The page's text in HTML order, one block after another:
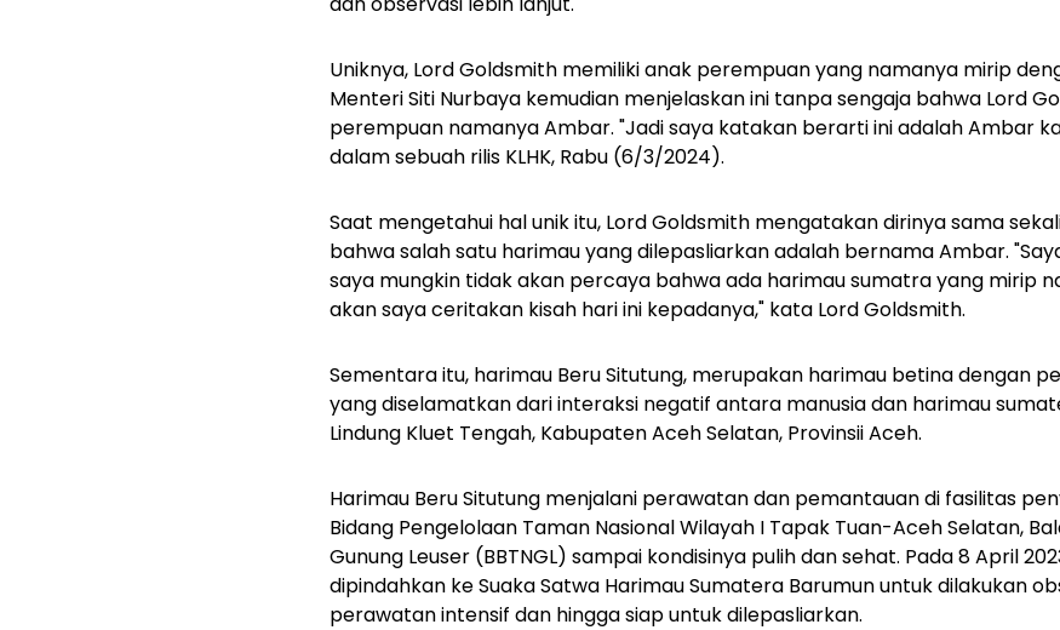
Uniknya, Lord Goldsmith memiliki anak perempuan yang namanya mirip
Menteri Siti Nurbaya kemudian menjelaskan ini tanpa sengaja bahwa Lord
perempuan namanya Ambar. "Jadi saya katakan berarti ini adalah Ambar
dalam sebuah rilis KLHK, Rabu (6/3/2024).
Saat mengetahui hal unik itu, Lord Goldsmith mengatakan dirinya sama
bahwa salah satu harimau yang dilepasliarkan adalah bernama Ambar.
saya mungkin tidak akan percaya bahwa ada harimau sumatra yang mirip
akan saya ceritakan kisah hari ini kepadanya," kata Lord Goldsmith.
Sementara itu, harimau Beru Situtung, merupakan harimau betina dengan
yang diselamatkan dari interaksi negatif antara manusia dan harimau
Lindung Kluet Tengah, Kabupaten Aceh Selatan, Provinsii Aceh.
Harimau Beru Situtung menjalani perawatan dan pemantauan di fasilitas
Bidang Pengelolaan Taman Nasional Wilayah I Tapak Tuan-Aceh Selatan,
Gunung Leuser (BBTNGL) sampai kondisinya pulih dan sehat. Pada 8 April
dipindahkan ke Suaka Satwa Harimau Sumatera Barumun untuk dilakukan
perawatan intensif dan hingga siap untuk dilepasliarkan.